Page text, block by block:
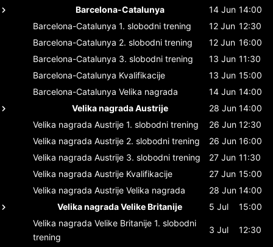
Barcelona-Catalunya
14 Jun 14:00
Barcelona-Catalunya 1. slobodni trening 12 Jun 12:30
Barcelona-Catalunya 2. slobodni trening 12 Jun 16:00
Barcelona-Catalunya 3. slobodni trening 13 Jun 11:30
Barcelona-Catalunya Kvalifikacije 13 Jun 15:00
Barcelona-Catalunya Velika nagrada 14 Jun 14:00
Velika nagrada Austrije
28 Jun 14:00
Velika nagrada Austrije 1. slobodni trening 26 Jun 12:30
Velika nagrada Austrije 2. slobodni trening 26 Jun 16:00
Velika nagrada Austrije 3. slobodni trening 27 Jun 11:30
Velika nagrada Austrije Kvalifikacije 27 Jun 15:00
Velika nagrada Austrije Velika nagrada 28 Jun 14:00
Velika nagrada Velike Britanije
5 Jul
15:00
Velika nagrada Velike Britanije 1. slobodni
trening
3 Jul 12:30